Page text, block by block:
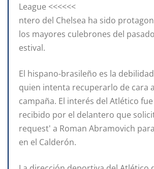
League <<<<<<
ntero del Chelsea ha sido
los mayores culebrones del
estival.
El hispano-brasileño es la
quien intenta recuperarlo de cara
campaña. El interés del Atlético
recibido por el delantero que
request' a Roman Abramovich
en el Calderón.